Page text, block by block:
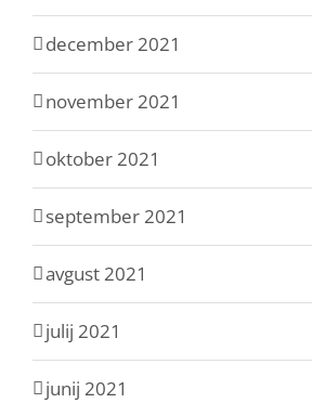
december 2021
november 2021
oktober 2021
september 2021
avgust 2021
julij 2021
junij 2021